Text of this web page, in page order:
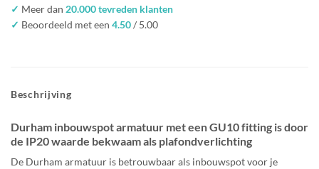
✓ Meer dan 20.000 tevreden klanten
✓ Beoordeeld met een 4.50/ 5.00
Beschrijving
Durham inbouwspot armatuur met een GU10 fitting is door
de IP20 waarde bekwaam als plafondverlichting
De Durham armatuur is betrouwbaar als inbouwspot voor je